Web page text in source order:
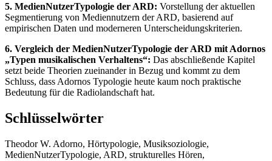
5. MedienNutzerTypologie der ARD: Vorstellung der aktuellen
Segmentierung von Mediennutzern der ARD, basierend auf
empirischen Daten und moderneren Unterscheidungskriterien.
6. Vergleich der MedienNutzerTypologie der ARD mit Adornos
„Typen musikalischen Verhaltens“: Das abschließende Kapitel
setzt beide Theorien zueinander in Bezug und kommt zu dem
Schluss, dass Adornos Typologie heute kaum noch praktische
Bedeutung für die Radiolandschaft hat.
Schlüsselwörter
Theodor W. Adorno, Hörtypologie, Musiksoziologie,
MedienNutzerTypologie, ARD, strukturelles Hören,